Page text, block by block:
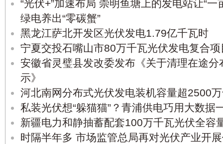
“光伏+”加速布局 崇明鱼塘上的发电站让“
绿电养出“零碳蟹”
黑龙江萨北开发区光伏发电1.79亿千瓦时
宁夏交投石嘴山市80万千瓦光伏发电复合
安徽省灵璧县发改委发布《关于清理在途
示》
河北南网分布式光伏发电装机容量超2500
私装光伏想“躲猫猫”？青浦供电巧用大数据
新疆电力和静抽蓄配套100万千瓦光伏全容
时隔半年多 市场监管总局再对光伏产业开